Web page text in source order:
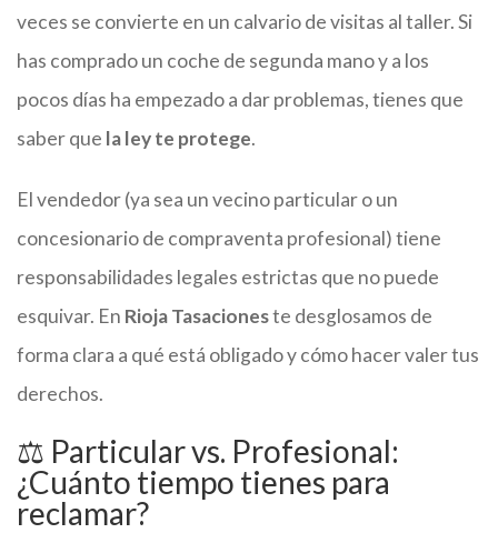
veces se convierte en un calvario de visitas al taller. Si
has comprado un coche de segunda mano y a los
pocos días ha empezado a dar problemas, tienes que
saber que la ley te protege.
El vendedor (ya sea un vecino particular o un
concesionario de compraventa profesional) tiene
responsabilidades legales estrictas que no puede
esquivar. En Rioja Tasacioneste desglosamos de
forma clara a qué está obligado y cómo hacer valer tus
derechos.
⚖️ Particular vs. Profesional:
¿Cuánto tiempo tienes para
reclamar?